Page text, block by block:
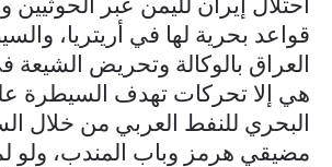
قواعد بحرية لها في أريتريا،
العراق بالوكالة وتحريض الشيعة
هي إلا تحركات تهدف السيطرة
البحري للنفط العربي من خلال
مضيقي هرمز وباب المندب، ولو